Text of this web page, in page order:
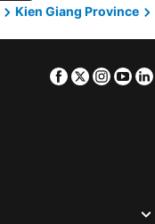
Kien Giang Province
Facebook
Twitter